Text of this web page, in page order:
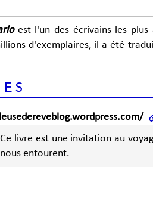
est l'un des écrivains les plus
d'exemplaires, il a été
Ce livre est une invitation au
nous entourent.